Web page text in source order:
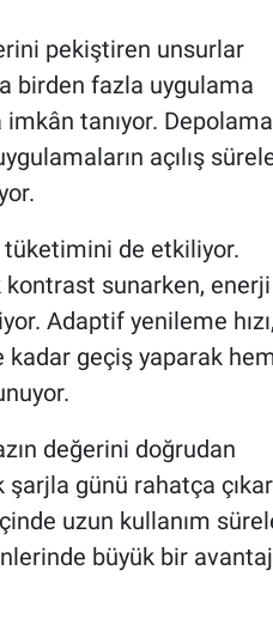
pekiştiren unsurlar
birden fazla uygulama
imkân tanıyor. Depolama
açılış
tüketimini de etkiliyor.
kontrast sunarken, enerji
Adaptif yenileme hızı,
kadar geçiş yaparak
değerini doğrudan
günü rahatça
uzun kullanım
büyük bir avantaj